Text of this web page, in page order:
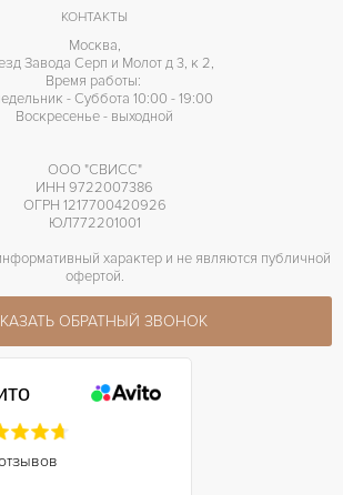
КОНТАКТЫ
Москва,
Завода Серп и Молот д 3, к 2,
Время работы:
- Суббота 10:00 - 19:00
Воскресенье - выходной
ООО "СВИСС"
ИНН 9722007386
ОГРН 1217700420926
ЮЛ772201001
характер и не являются публичной
офертой.
ОБРАТНЫЙ ЗВОНОК